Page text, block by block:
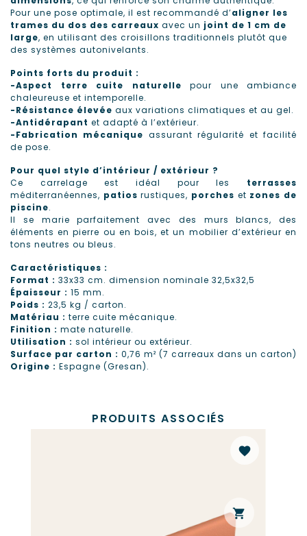
Pour une pose optimale, il est recommandé d’aligner les
trames du dos des carreaux avec un joint de 1 cm de
large, en utilisant des croisillons traditionnels plutôt que
des systèmes autonivelants.
Points forts du produit :
-Aspect terre cuite naturelle pour une ambiance
chaleureuse et intemporelle.
-Résistance élevée aux variations climatiques et au gel.
-Antidérapant et adapté à l’extérieur.
-Fabrication mécanique assurant régularité et facilité
de pose.
Pour quel style d’intérieur / extérieur ?
Ce carrelage est idéal pour les
terrasses
méditerranéennes, patios rustiques, porches et zones de
piscine.
Il se marie parfaitement avec des murs blancs, des
éléments en pierre ou en bois, et un mobilier d’extérieur en
tons neutres ou bleus.
Caractéristiques :
Format : 33x33 cm. dimension nominale 32,5x32,5
Épaisseur : 15 mm.
Poids : 23,5 kg / carton.
Matériau : terre cuite mécanique.
Finition : mate naturelle.
Utilisation : sol intérieur ou extérieur.
Surface par carton : 0,76 m² (7 carreaux dans un carton)
Origine : Espagne (Gresan).
PRODUITS ASSOCIÉS
favorite
shopping_cart